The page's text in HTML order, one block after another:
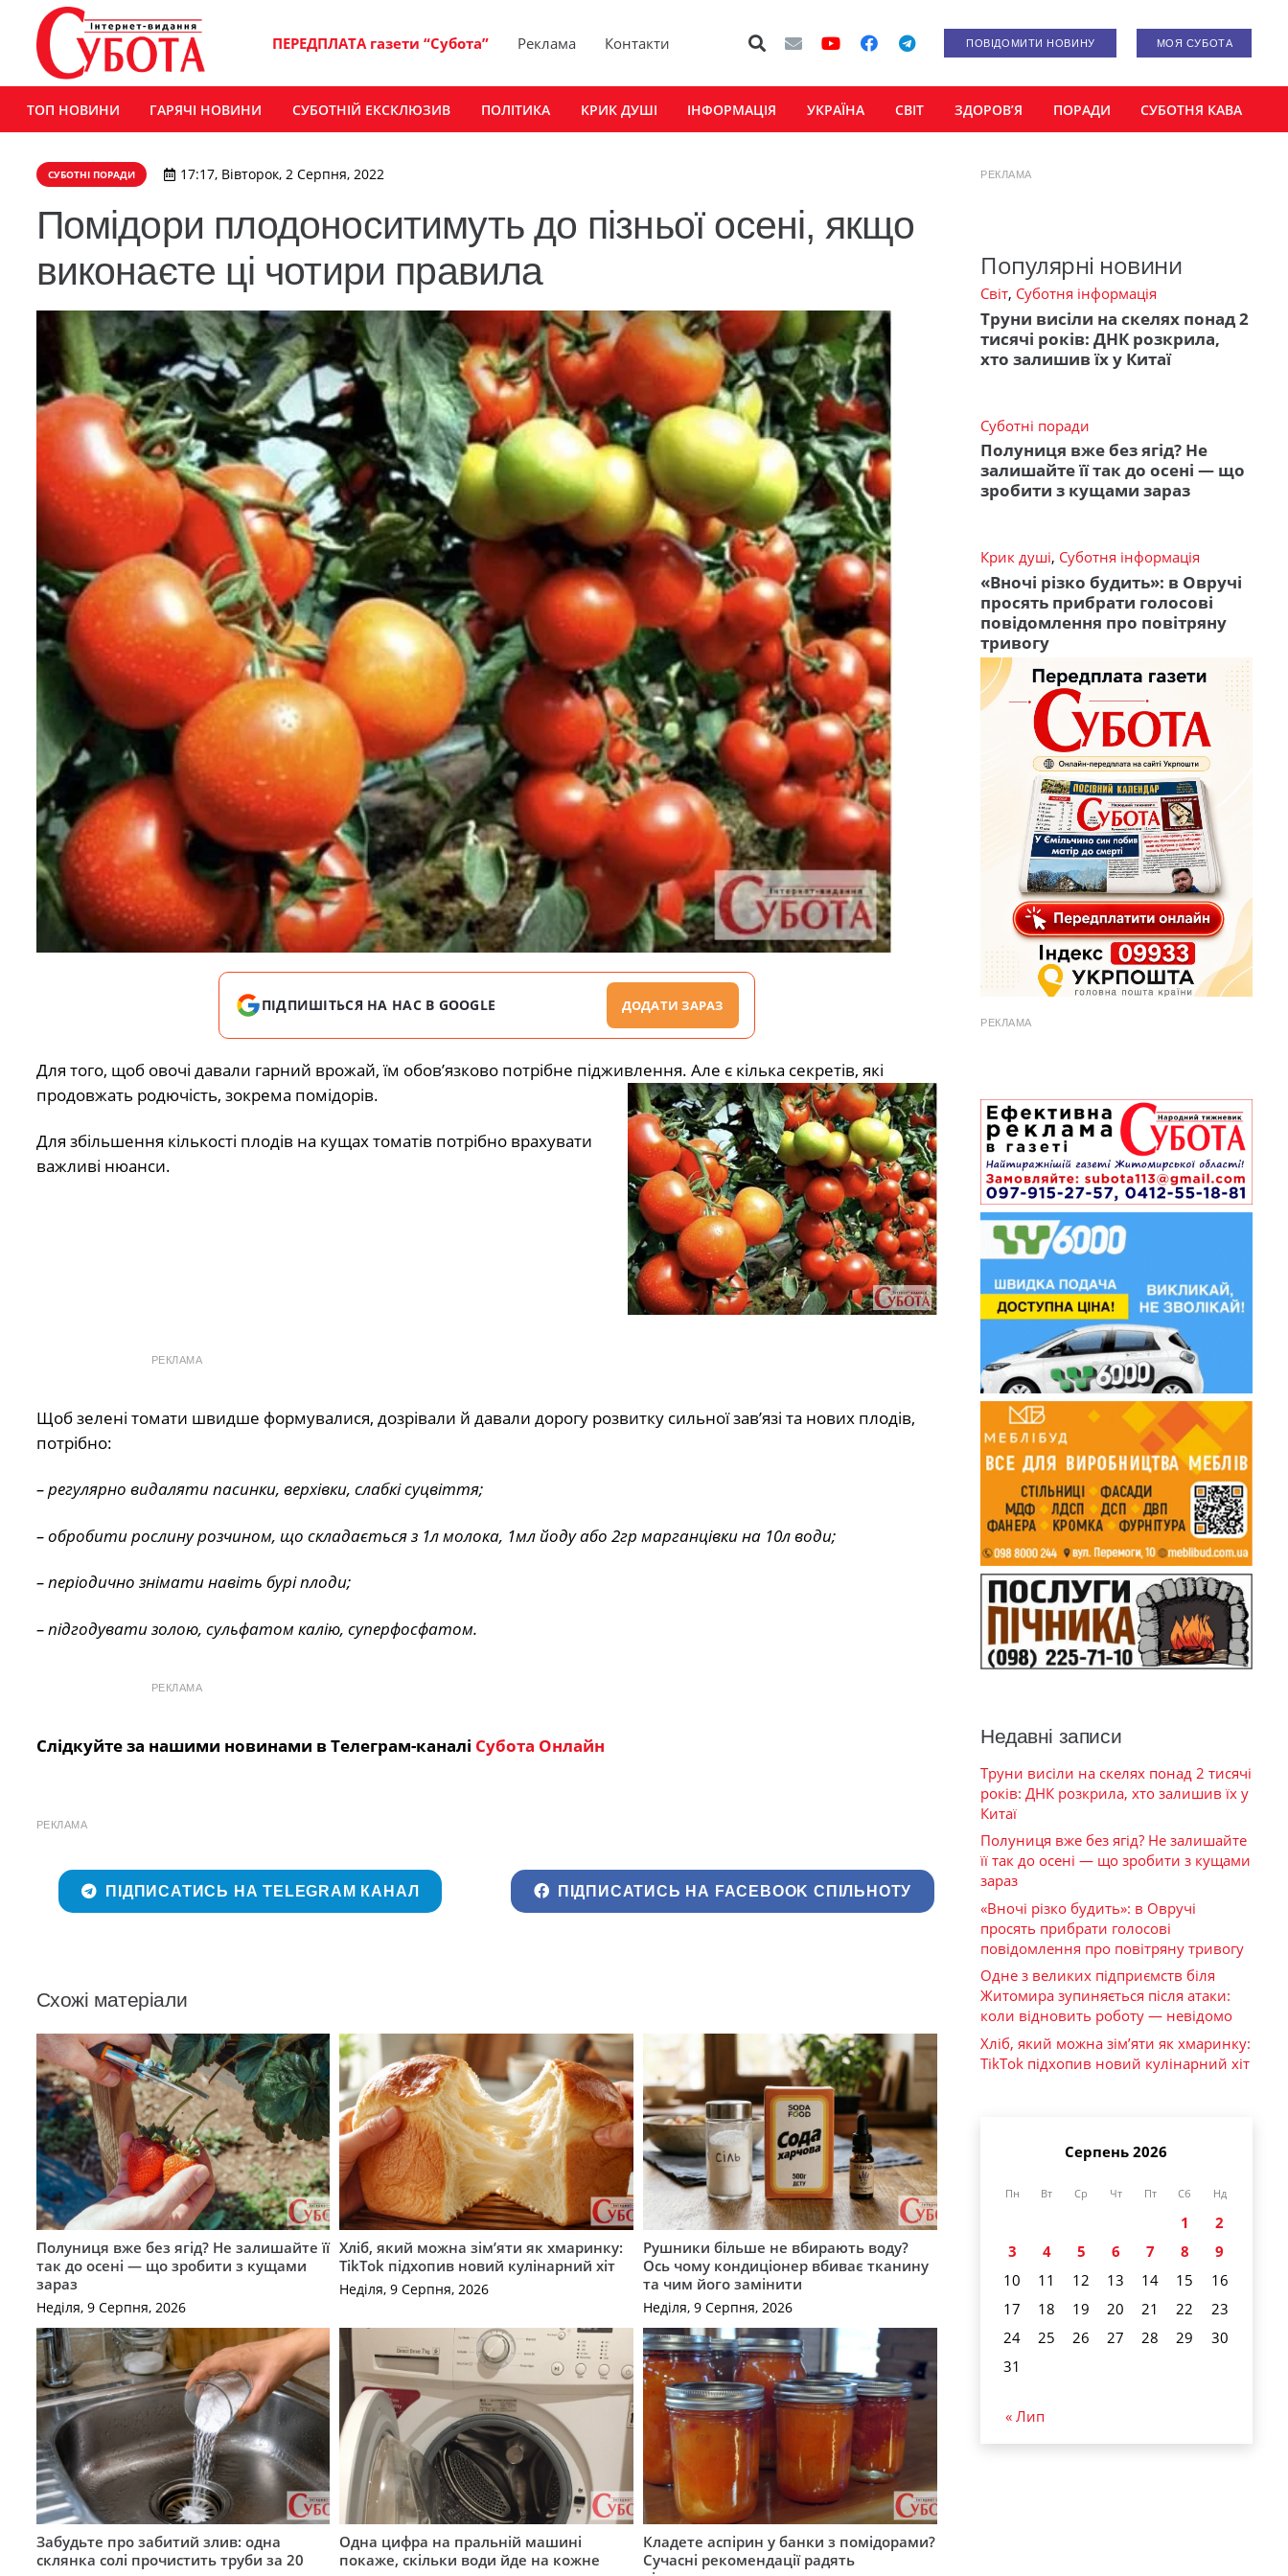
ПЕРЕДПЛАТА газети “Субота” Реклама Контакти ПОВІДОМИТИ НОВИНУ МОЯ СУБОТА
ТОП НОВИНИ ГАРЯЧІ НОВИНИ СУБОТНІЙ ЕКСКЛЮЗИВ ПОЛІТИКА КРИК ДУШІ ІНФОРМАЦІЯ УКРАЇНА СВІТ ЗДОРОВ’Я ПОРАДИ СУБОТНЯ КАВА
СУБОТНІ ПОРАДИ 17:17, Вівторок, 2 Серпня, 2022
Помідори плодоноситимуть до пізньої осені, якщо
виконаєте ці чотири правила
ПІДПИШІТЬСЯ НА НАС В GOOGLE ДОДАТИ ЗАРАЗ
Для того, щоб овочі давали гарний врожай, їм обов’язково потрібне підживлення. Але є кілька секретів, які
продовжать родючість, зокрема помідорів.
Для збільшення кількості плодів на кущах томатів потрібно врахувати
важливі нюанси.
РЕКЛАМА
Щоб зелені томати швидше формувалися, дозрівали й давали дорогу розвитку сильної зав’язі та нових плодів,
потрібно:
– регулярно видаляти пасинки, верхівки, слабкі суцвіття;
– обробити рослину розчином, що складається з 1л молока, 1мл йоду або 2гр марганцівки на 10л води;
– періодично знімати навіть бурі плоди;
– підгодувати золою, сульфатом калію, суперфосфатом.
РЕКЛАМА
Слідкуйте за нашими новинами в Телеграм-каналі Субота Онлайн
РЕКЛАМА
ПІДПИСАТИСЬ НА TELEGRAM КАНАЛ ПІДПИСАТИСЬ НА FACEBOOK СПІЛЬНОТУ
Схожі матеріали
Полуниця вже без ягід? Не залишайте її
так до осені — що зробити з кущами
зараз
Неділя, 9 Серпня, 2026
Хліб, який можна зім’яти як хмаринку:
TikTok підхопив новий кулінарний хіт
Неділя, 9 Серпня, 2026
Рушники більше не вбирають воду?
Ось чому кондиціонер вбиває тканину
та чим його замінити
Неділя, 9 Серпня, 2026
Забудьте про забитий злив: одна
склянка солі прочистить труби за 20
Одна цифра на пральній машині
покаже, скільки води йде на кожне
Кладете аспірин у банки з помідорами?
Сучасні рекомендації радять
РЕКЛАМА
Популярні новини
Світ, Суботня інформація
Труни висіли на скелях понад 2
тисячі років: ДНК розкрила,
хто залишив їх у Китаї
Суботні поради
Полуниця вже без ягід? Не
залишайте її так до осені — що
зробити з кущами зараз
Крик душі, Суботня інформація
«Вночі різко будить»: в Овручі
просять прибрати голосові
повідомлення про повітряну
тривогу
РЕКЛАМА
Недавні записи
Труни висіли на скелях понад 2 тисячі
років: ДНК розкрила, хто залишив їх у
Китаї
Полуниця вже без ягід? Не залишайте
її так до осені — що зробити з кущами
зараз
«Вночі різко будить»: в Овручі
просять прибрати голосові
повідомлення про повітряну тривогу
Одне з великих підприємств біля
Житомира зупиняється після атаки:
коли відновить роботу — невідомо
Хліб, який можна зім’яти як хмаринку:
TikTok підхопив новий кулінарний хіт
Серпень 2026
Пн Вт Ср Чт Пт Сб Нд
1
2
3
4 5 6 7 8
9
10
11 12 13 14 15
16
17
18 19 20 21 22
23
24
25 26 27 28 29
30
31
« Лип